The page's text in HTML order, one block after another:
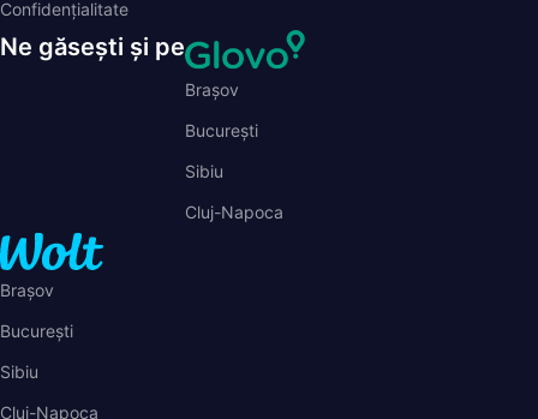
Ne găsești și pe
Brașov
București
Sibiu
Cluj-Napoca
Brașov
București
Sibiu
Cluj-Napoca